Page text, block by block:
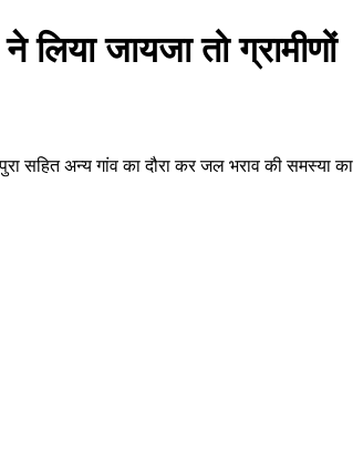
लिया जायजा तो ग्रामीणों
सहित अन्य गांव का दौरा कर जल भराव की समस्या का